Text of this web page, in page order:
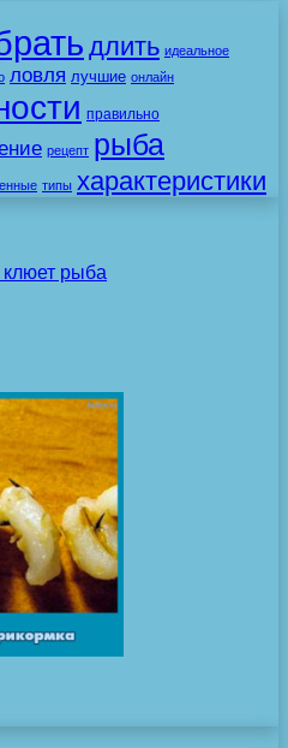
длить идеальное
ловля лучшие онлайн
правильно
рецепт рыба
типы характеристики